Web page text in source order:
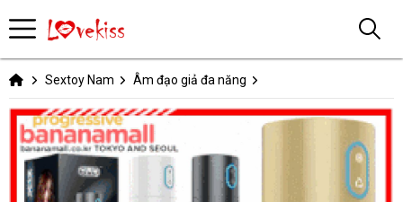
Sextoy Nam Âm đạo giả đa năng